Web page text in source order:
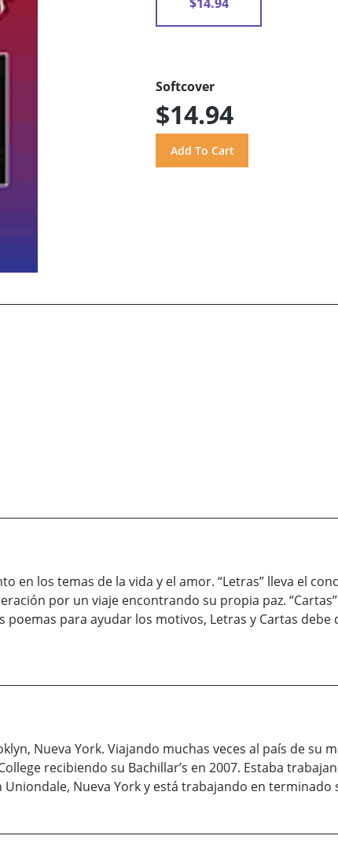
Softcover
$14.94
en los temas de la vida y el amor. “Letras” lleva el
por un viaje encontrando su propia paz.
para ayudar los motivos, Letras y Cartas
Nueva York. Viajando muchas veces al país de su
recibiendo su Bachillar’s en 2007. Estaba
Nueva York y está trabajando en terminado